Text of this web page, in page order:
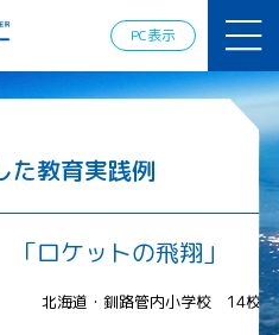
PC表示
ミー
ロスペース
情報の発
信
宇宙を活用
した教育実
践例
体験的学
習機会の
た教育実践例
ロケットの飛翔」
北海道・釧路管内小学校 14校